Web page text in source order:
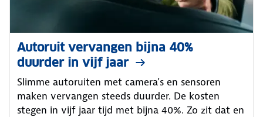
Autoruit vervangen bijna 40%
duurder in vijf jaar
Slimme autoruiten met camera’s en sensoren
maken vervangen steeds duurder. De kosten
stegen in vijf jaar tijd met bijna 40%. Zo zit dat en